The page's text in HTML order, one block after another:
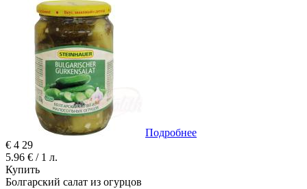
Подробнее
€ 4 29
5.96 € / 1 л.
Купить
Болгарский салат из огурцов